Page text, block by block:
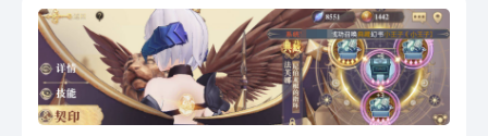
艾...